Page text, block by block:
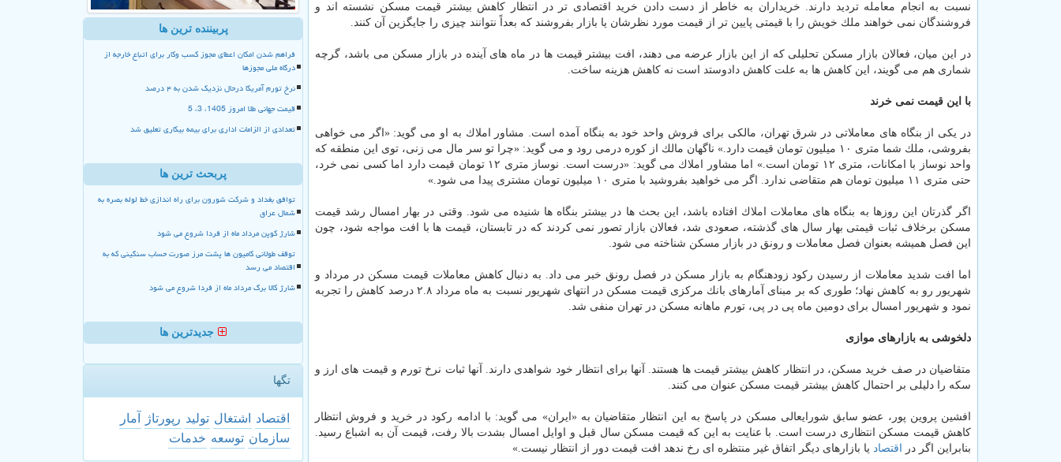
نسبت به انجام معامله تردید دارند. خریداران به خاطر از دست دادن خرید اقتصادی تر در انتظار كاهش بیشتر قیمت مسكن نشسته اند و
فروشندگان نمی خواهند ملك خویش را با قیمتی پایین تر از قیمت مورد نظرشان یا بازار بفروشند كه بعداً نتوانند چیزی را جایگزین آن كنند.
در این میان، فعالان بازار مسكن تحلیلی كه از این بازار عرضه می دهند، افت بیشتر قیمت ها در ماه های آینده در بازار مسكن می باشد، گرچه
شماری هم می گویند، این كاهش ها به علت كاهش دادوستد است نه كاهش هزینه ساخت.
با این قیمت نمی خرند
در یكی از بنگاه های معاملاتی در شرق تهران، مالكی برای فروش واحد خود به بنگاه آمده است. مشاور املاك به او می گوید: «اگر می خواهی
بفروشی، ملك شما متری ۱۰ میلیون تومان قیمت دارد.» ناگهان مالك از كوره درمی رود و می گوید: «چرا تو سر مال می زنی، توی این منطقه كه
واحد نوساز با امكانات، متری ۱۲ تومان است.» اما مشاور املاك می گوید: «درست است. نوساز متری ۱۲ تومان قیمت دارد اما كسی نمی خرد،
حتی متری ۱۱ میلیون تومان هم متقاضی ندارد. اگر می خواهید بفروشید با متری ۱۰ میلیون تومان مشتری پیدا می شود.»
اگر گذرتان این روزها به بنگاه های معاملات املاك افتاده باشد، این بحث ها در بیشتر بنگاه ها شنیده می شود. وقتی در بهار امسال رشد قیمت
مسكن برخلاف ثبات قیمتی بهار سال های گذشته، صعودی شد، فعالان بازار تصور نمی كردند كه در تابستان، قیمت ها با افت مواجه شود، چون
این فصل همیشه بعنوان فصل معاملات و رونق در بازار مسكن شناخته می شود.
اما افت شدید معاملات از رسیدن ركود زودهنگام به بازار مسكن در فصل رونق خبر می داد. به دنبال كاهش معاملات قیمت مسكن در مرداد و
شهریور رو به كاهش نهاد؛ طوری كه بر مبنای آمارهای بانك مركزی قیمت مسكن در انتهای شهریور نسبت به ماه مرداد ۲.۸ درصد كاهش را تجربه
نمود و شهریور امسال برای دومین ماه پی در پی، تورم ماهانه مسكن در تهران منفی شد.
دلخوشی به بازارهای موازی
متقاضیان در صف خرید مسكن، در انتظار كاهش بیشتر قیمت ها هستند. آنها برای انتظار خود شواهدی دارند. آنها ثبات نرخ تورم و قیمت های ارز و
سكه را دلیلی بر احتمال كاهش بیشتر قیمت مسكن عنوان می كنند.
افشین پروین پور، عضو سابق شورایعالی مسكن در پاسخ به این انتظار متقاضیان به «ایران» می گوید: با ادامه ركود در خرید و فروش انتظار
كاهش قیمت مسكن انتظاری درست است. با عنایت به این كه قیمت مسكن سال قبل و اوایل امسال بشدت بالا رفت، قیمت آن به اشباع رسید.
بنابراین اگر در
اقتصاد یا بازارهای دیگر اتفاق غیر منتظره ای رخ ندهد افت قیمت دور از انتظار نیست.»
پربیننده ترین ها
فراهم شدن امکان اعطای مجوز کسب وکار برای اتباع خارجه از
درگاه ملی مجوزها
نرخ تورم آمریکا درحال نزدیک شدن به ۴ درصد
قیمت جهانی طلا امروز 1405، 3، 5
تعدادی از الزامات اداری برای بیمه بیکاری تعلیق شد
پربحث ترین ها
توافق بغداد و شرکت شورون برای راه اندازی خط لوله بصره به
شمال عراق
شارژ کوپن مرداد ماه از فردا شروع می شود
توقف طولانی کامیون ها پشت مرز صورت حساب سنگینی که به
اقتصاد می رسد
شارژ کالا برگ مرداد ماه از فردا شروع می شود
جدیدترین ها
تگها
اقتصاد اشتغال تولید رپورتاژ
آمار
سازمان توسعه خدمات